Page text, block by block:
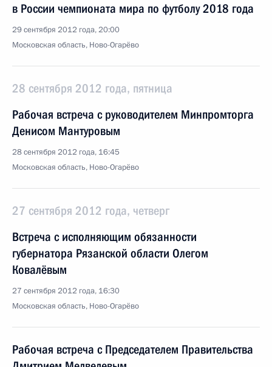
в России чемпионата мира по футболу 2018 года
29 сентября 2012 года, 20:00
Московская область, Ново-Огарёво
28 сентября 2012 года, пятница
Рабочая встреча с руководителем Минпромторга
Денисом Мантуровым
28 сентября 2012 года, 16:45
Московская область, Ново-Огарёво
27 сентября 2012 года, четверг
Встреча с исполняющим обязанности
губернатора Рязанской области Олегом
Ковалёвым
27 сентября 2012 года, 16:30
Московская область, Ново-Огарёво
Рабочая встреча с Председателем Правительства